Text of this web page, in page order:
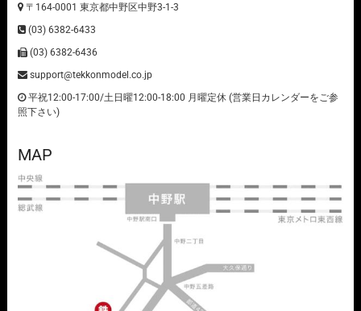
〒164-0001 東京都中野区中野3-1-3
(03) 6382-6433
(03) 6382-6436
support@tekkonmodel.co.jp
平祝12:00-17:00/土日曜12:00-18:00 月曜定休 (営業日カレンダーをご参
照下さい)
MAP